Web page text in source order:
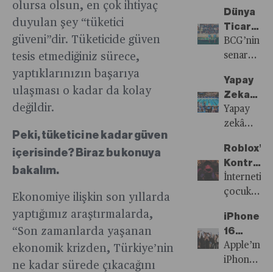
olursa olsun, en çok ihtiyaç
duyulan şey “tüketici
güveni”dir. Tüketicide güven
tesis etmediğiniz sürece,
yaptıklarınızın başarıya
ulaşması o kadar da kolay
değildir.
Peki, tüketici ne kadar güven
içerisinde? Biraz bu konuya
bakalım.
Ekonomiye ilişkin son yıllarda
yaptığımız araştırmalarda,
“Son zamanlarda yaşanan
ekonomik krizden, Türkiye’nin
ne kadar sürede çıkacağını
getiri
hangi
seviyeler
olduğunu
kestirmeye
ilgili.
işaret
ediyor.
G20’de
kabul
süper
zenginlere
servet
vergisi
getirilmesi
konusunda
ülkeler
yavaş
harekete
geçiyor.
yavaş
yavaş
sonuna
“Yarar”?
sonucu,
e-
ticarette
30 euro
sınırlaması
oldu.
ondan
pahalıyız”
diyen
yerli
memnun.
Tüketiciler
ise
Dünya
Gelecek
Doğru
Olası
Trendler
BCG’nin
senaryo
dünya
ticaretinin
geleceğini
anlamak
için
çeşitli
olasılıkları
göz
seriyor.
Yapay
Zeka
ve
Nasıl
Yapay
zekâ
her
alanı
gibi
sporda
da
başlandı.
Sporcu
Roblox’ta
Kontrol
Kimde?
İnternetin
çocuklar
büyük
eğlence
alanı,
avcıları
iPhone
16
Daha
Büyük
Apple’ın
iPhone